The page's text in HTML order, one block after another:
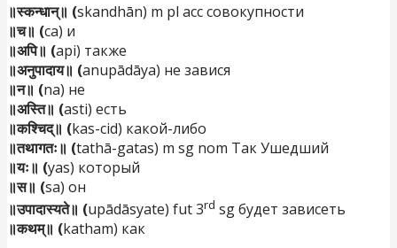
॥स्कन्धान्॥ (skandhān) m pl acc совокупности
॥च॥ (ca) и
॥अपि॥ (api) также
॥अनुपादाय॥ (anupādāya) не завися
॥न॥ (na) не
॥अस्ति॥ (asti) есть
॥कश्चिद्॥ (kas-cid) какой-либо
॥तथागतः॥ (tathā-gatas) m sg nom Так Ушедший
॥यः॥ (yas) который
॥स॥ (sa) он
॥उपादास्यते॥ (upādāsyate) fut 3rd sg будет зависеть
॥कथम्॥ (katham) как